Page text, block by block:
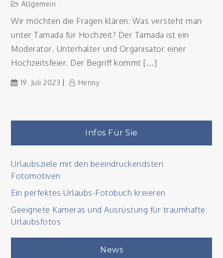
Allgemein
Wir möchten die Fragen klären: Was versteht man
unter Tamada für Hochzeit? Der Tamada ist ein
Moderator, Unterhalter und Organisator einer
Hochzeitsfeier. Der Begriff kommt […]
19. Juli 2023 Henny
Infos Für Sie
Urlaubsziele mit den beeindruckendsten
Fotomotiven
Ein perfektes Urlaubs-Fotobuch kreieren
Geeignete Kameras und Ausrüstung für traumhafte
Urlaubsfotos
News